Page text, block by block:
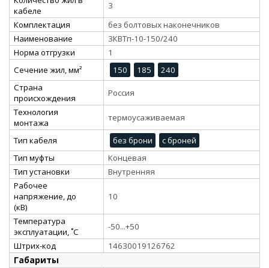
кабеле
3
Комплектация
без болтовых наконечников
Наименование
3КВТп-10-150/240
Норма отгрузки
1
Сечение жил, мм²
150 185
240
Страна
происхождения
Россия
Технология
монтажа
термоусаживаемая
Тип кабеля без брони
с броней
Тип муфты
Концевая
Тип установки
Внутренняя
Рабочее
напряжение, до
(кВ)
10
Температура
эксплуатации, ˚С
-50...+50
Штрих-код
14630019126762
Габариты